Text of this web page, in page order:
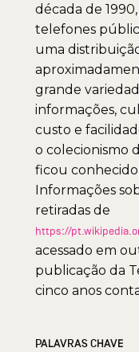
década de
telefones
uma
grande
informações,
custo e
o colecionismo
ficou
Informações
retiradas de
https://
acessado em
publicação da
cinco anos
PALAVRAS CHAVE